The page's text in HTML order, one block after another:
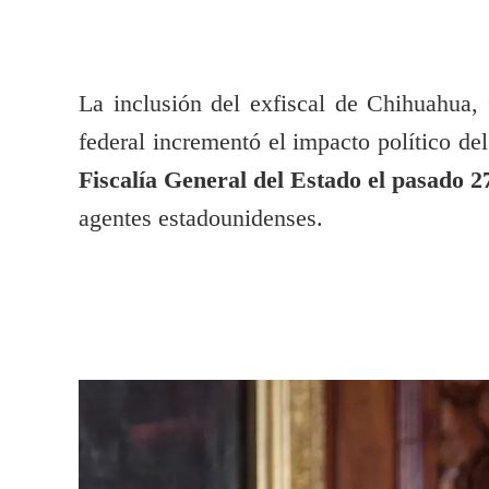
La inclusión del exfiscal de
federal incrementó el impacto político
Fiscalía General del Estado el pasado
agentes estadounidenses.